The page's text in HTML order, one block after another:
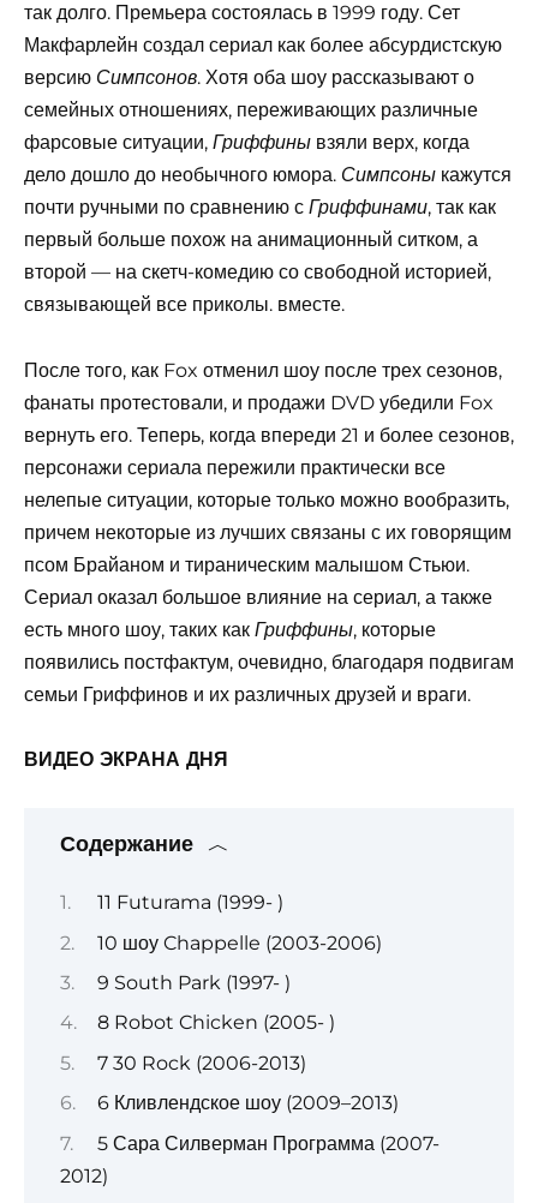
так долго. Премьера состоялась в 1999 году. Сет
Макфарлейн создал сериал как более абсурдистскую
версию Симпсонов. Хотя оба шоу рассказывают о
семейных отношениях, переживающих различные
фарсовые ситуации, Гриффины взяли верх, когда
дело дошло до необычного юмора. Симпсоны кажутся
почти ручными по сравнению с Гриффинами, так как
первый больше похож на анимационный ситком, а
второй — на скетч-комедию со свободной историей,
связывающей все приколы. вместе.
После того, как Fox отменил шоу после трех сезонов,
фанаты протестовали, и продажи DVD убедили Fox
вернуть его. Теперь, когда впереди 21 и более сезонов,
персонажи сериала пережили практически все
нелепые ситуации, которые только можно вообразить,
причем некоторые из лучших связаны с их говорящим
псом Брайаном и тираническим малышом Стьюи.
Сериал оказал большое влияние на сериал, а также
есть много шоу, таких как Гриффины, которые
появились постфактум, очевидно, благодаря подвигам
семьи Гриффинов и их различных друзей и враги.
ВИДЕО ЭКРАНА ДНЯ
Содержание
11 Futurama (1999- )
10 шоу Chappelle (2003-2006)
9 South Park (1997- )
8 Robot Chicken (2005- )
7 30 Rock (2006-2013)
6 Кливлендское шоу (2009–2013)
5 Сара Силверман Программа (2007-
2012)